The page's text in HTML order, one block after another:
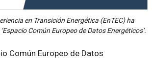
en Transición Energética (EnTEC) ha
Común Europeo de Datos Energéticos’.
Común Europeo de Datos